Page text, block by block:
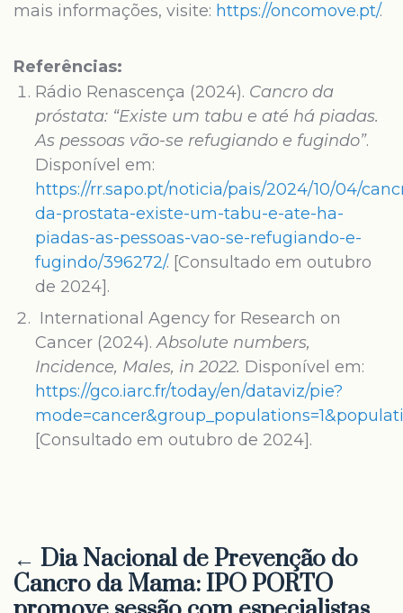
mais informações, visite: https://oncomove.pt/.
Referências:
Rádio Renascença (2024). Cancro da
próstata: “Existe um tabu e até há piadas.
As pessoas vão-se refugiando e fugindo”.
Disponível em:
https://rr.sapo.pt/noticia/pais/2024/10/04/
da-prostata-existe-um-tabu-e-ate-ha-
piadas-as-pessoas-vao-se-refugiando-e-
fugindo/396272/. [Consultado em outubro
de 2024].
International Agency for Research on
Cancer (2024).Absolute numbers,
Incidence, Males, in 2022. Disponível em:
https://gco.iarc.fr/today/en/dataviz/pie?
[Consultado em outubro de 2024].
← Dia Nacional de Prevenção do
Cancro da Mama: IPO PORTO